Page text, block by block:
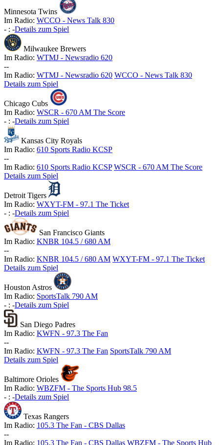
Minnesota Twins
Im Radio: WCCO - News Talk 830
- : -Details zum Spiel
Milwaukee Brewers
Im Radio: WTMJ - Newsradio 620
--
Im Radio: WTMJ - Newsradio 620 WCCO - News Talk 830
Details zum Spiel
Chicago Cubs
Im Radio: WSCR - 670 AM The Score
- : -Details zum Spiel
Kansas City Royals
Im Radio: 610 Sports Radio KCSP
--
Im Radio: 610 Sports Radio KCSP WSCR - 670 AM The Score
Details zum Spiel
Detroit Tigers
Im Radio: WXYT-FM - 97.1 The Ticket
- : -Details zum Spiel
San Francisco Giants
Im Radio: KNBR 104.5 / 680 AM
--
Im Radio: KNBR 104.5 / 680 AM WXYT-FM - 97.1 The Ticket
Details zum Spiel
Houston Astros
Im Radio: SportsTalk 790 AM
- : -Details zum Spiel
San Diego Padres
Im Radio: KWFN - 97.3 The Fan
--
Im Radio: KWFN - 97.3 The Fan SportsTalk 790 AM
Details zum Spiel
Baltimore Orioles
Im Radio: WBZFM - The Sports Hub 98.5
- : -Details zum Spiel
Texas Rangers
Im Radio: 105.3 The Fan - CBS Dallas
--
Im Radio: 105.3 The Fan - CBS Dallas WBZFM - The Sports Hub